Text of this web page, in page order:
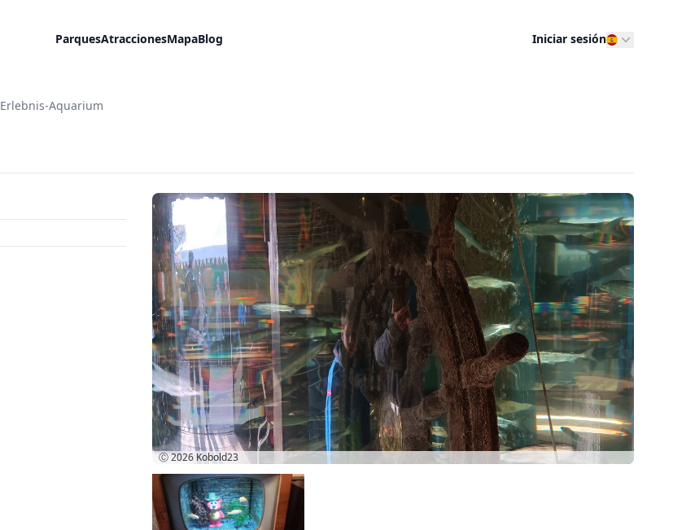
ParquesAtraccionesMapaBlog Iniciar sesión
Erlebnis-Aquarium
Ⓒ 2026 Kobold23